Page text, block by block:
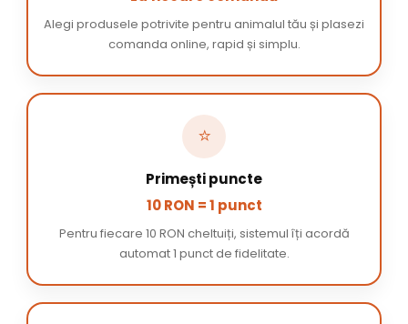
Alegi produsele potrivite pentru animalul tău și plasezi
comanda online, rapid și simplu.
⭐
Primești puncte
10 RON = 1 punct
Pentru fiecare 10 RON cheltuiți, sistemul îți acordă
automat 1 punct de fidelitate.